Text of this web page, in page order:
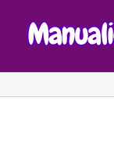
contenido